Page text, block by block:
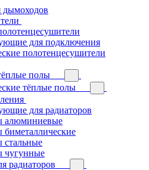
дымоходов
для подключения
полотенцесушители
полы
тёплые полы
для радиаторов
алюминиевые
биметаллические
стальные
чугунные
радиаторов